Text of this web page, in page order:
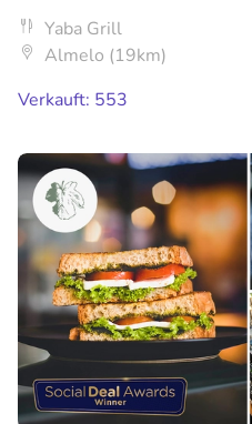
Yaba Grill
Almelo (19km)
Verkauft: 553